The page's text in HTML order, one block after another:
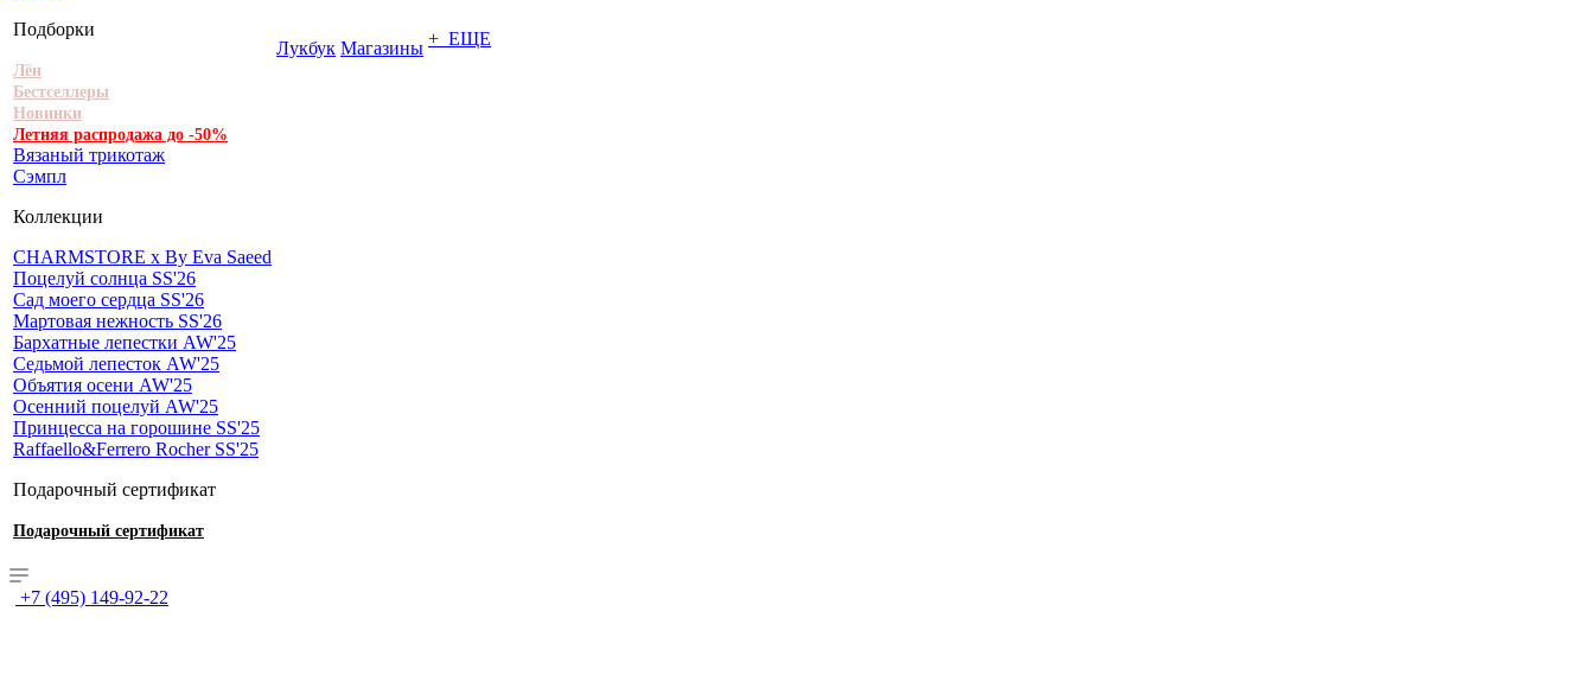
Подборки
Лён
Бестселлеры
Новинки
Летняя распродажа до -50%
Вязаный трикотаж
Сэмпл
Коллекции
CHARMSTORE х By Eva Saeed
Поцелуй солнца SS'26
Сад моего сердца SS'26
Мартовая нежность SS'26
Бархатные лепестки AW'25
Седьмой лепесток AW'25
Объятия осени AW'25
Осенний поцелуй AW'25
Принцесса на горошине SS'25
Raffaello&Ferrero Rocher SS'25
Подарочный сертификат
Подарочный сертификат
Лукбук Магазины + ЕЩЕ
+7 (495) 149-92-22